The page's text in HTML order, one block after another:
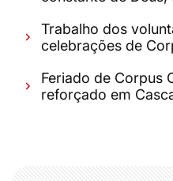
Trabalho dos
celebrações de
Feriado de Corpus
reforçado em